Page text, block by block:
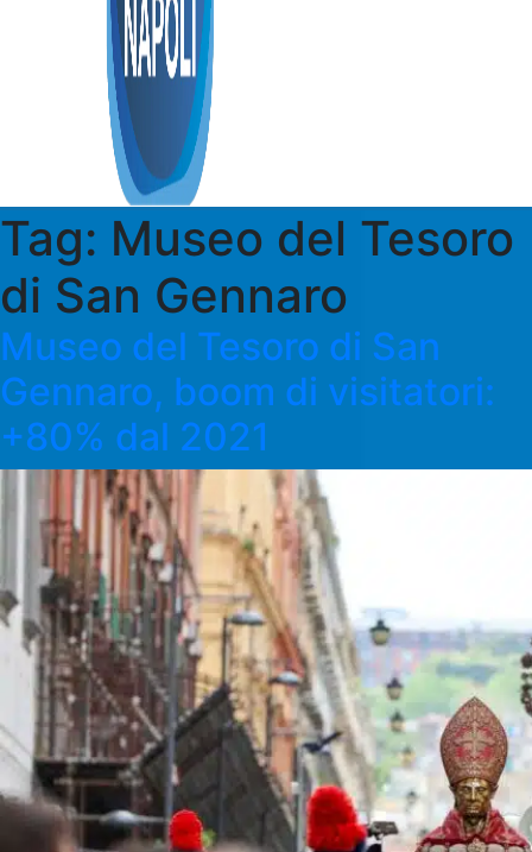
Tag: Museo del Tesoro
di San Gennaro
Museo del Tesoro di San
Gennaro, boom di visitatori:
+80% dal 2021